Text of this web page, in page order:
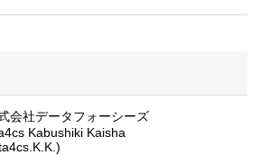
会社データフォーシーズ
Kabushiki Kaisha